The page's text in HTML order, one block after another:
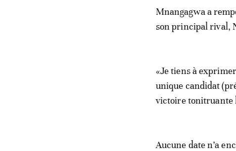
Mnangagwa a
son principal rival,
«Je tiens à
unique candidat
victoire tonitruante
Aucune date n’a